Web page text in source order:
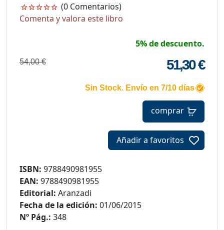
(0 Comentarios)
Comenta y valora este libro
5% de descuento.
54,00 € 51,30 €
Sin Stock. Envío en 7/10 días
comprar
Añadir a favoritos
ISBN: 9788490981955
EAN: 9788490981955
Editorial: Aranzadi
Fecha de la edición: 01/06/2015
Nº Pág.: 348